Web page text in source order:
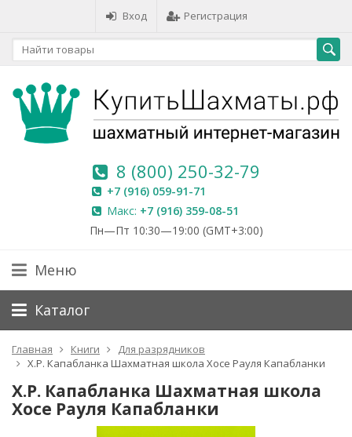
Вход Регистрация
8 (800) 250-32-79
+7 (916) 059-91-71
Макс: +7 (916) 359-08-51
Пн—Пт 10:30—19:00 (GMT+3:00)
Меню
Каталог
Главная Книги
Для разрядников
Х.Р. Капабланка Шахматная школа Хосе Рауля Капабланки
Х.Р. Капабланка Шахматная школа
Хосе Рауля Капабланки